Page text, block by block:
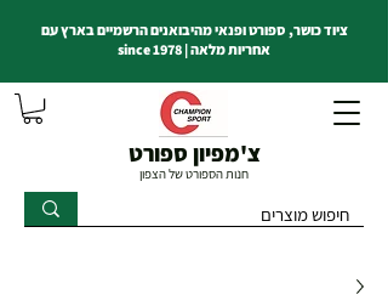
צ'מפיון ספורט
חנות הספורט של הצפון
ציוד כושר, ספורט ופנאי מהיבואנים הרשמיים בארץ עם
אחריות מלאה | since 1978